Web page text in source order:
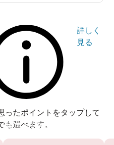
詳しく
見る
ったポイントをタップして
も選べます。
投票ありがとうございます